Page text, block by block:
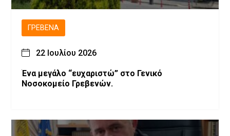
ΓΡΕΒΕΝΆ
22 Ιουλίου 2026
Ένα μεγάλο “ευχαριστώ” στο Γενικό
Νοσοκομείο Γρεβενών.